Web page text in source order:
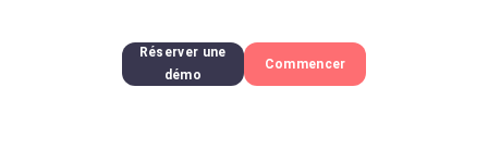
Réserver une
démo
Commencer